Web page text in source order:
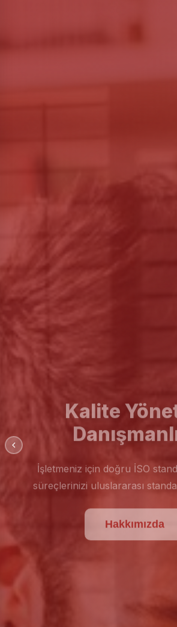
Kalite
İşletmeniz için doğru İSO
süreçlerinizi uluslararası